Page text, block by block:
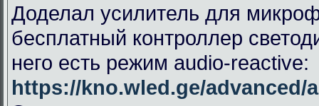
Доделал усилитель для
бесплатный контроллер
него есть режим audio-reactive:
https://kno.wled.ge/advanced/